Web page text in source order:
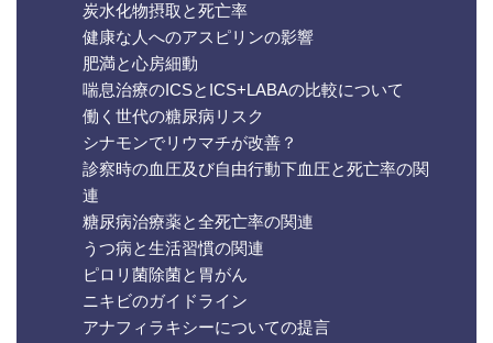
炭水化物摂取と死亡率
健康な人へのアスピリンの影響
肥満と心房細動
喘息治療のICSとICS+LABAの比較について
働く世代の糖尿病リスク
シナモンでリウマチが改善？
診察時の血圧及び自由行動下血圧と死亡率の関
連
糖尿病治療薬と全死亡率の関連
うつ病と生活習慣の関連
ピロリ菌除菌と胃がん
ニキビのガイドライン
アナフィラキシーについての提言